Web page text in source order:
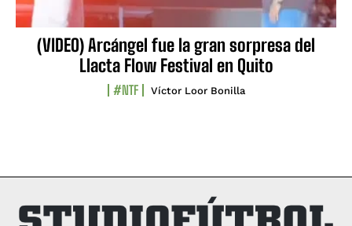
(VIDEO) Arcángel fue la gran sorpresa del
Llacta Flow Festival en Quito
#NTF Víctor Loor Bonilla